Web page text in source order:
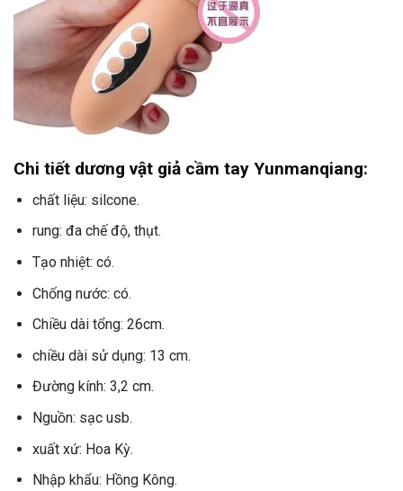
Chi tiết dương vật giả cầm tay Yunmanqiang:
chất liệu: silcone.
rung: đa chế độ, thụt.
Tạo nhiệt: có.
Chống nước: có.
Chiều dài tổng: 26cm.
chiều dài sử dụng: 13 cm.
Đường kính: 3,2 cm.
Nguồn: sạc usb.
xuất xứ: Hoa Kỳ.
Nhập khẩu: Hồng Kông.